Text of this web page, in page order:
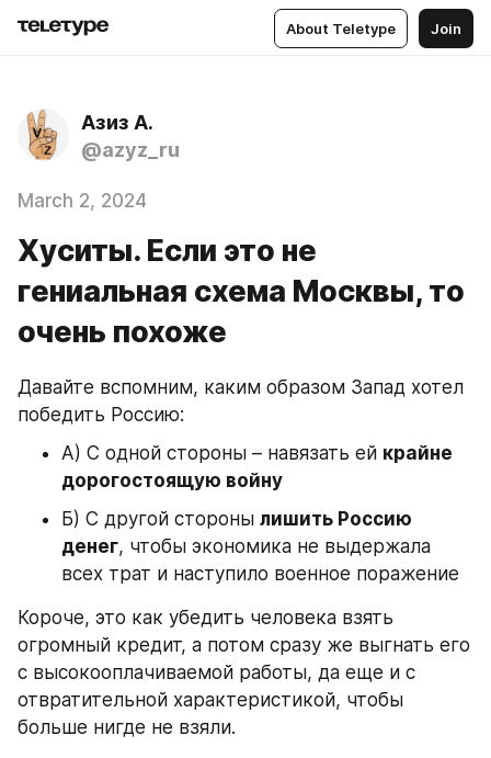
About Teletype Join
Азиз А.
@azyz_ru
March 2, 2024
Хуситы. Если это не
гениальная схема Москвы, то
очень похоже
Давайте вспомним, каким образом Запад хотел
победить Россию:
А) С одной стороны – навязать ей крайне
дорогостоящую войну
Б) С другой стороны лишить Россию
денег, чтобы экономика не выдержала
всех трат и наступило военное поражение
Короче, это как убедить человека взять
огромный кредит, а потом сразу же выгнать его
с высокооплачиваемой работы, да еще и с
отвратительной характеристикой, чтобы
больше нигде не взяли.